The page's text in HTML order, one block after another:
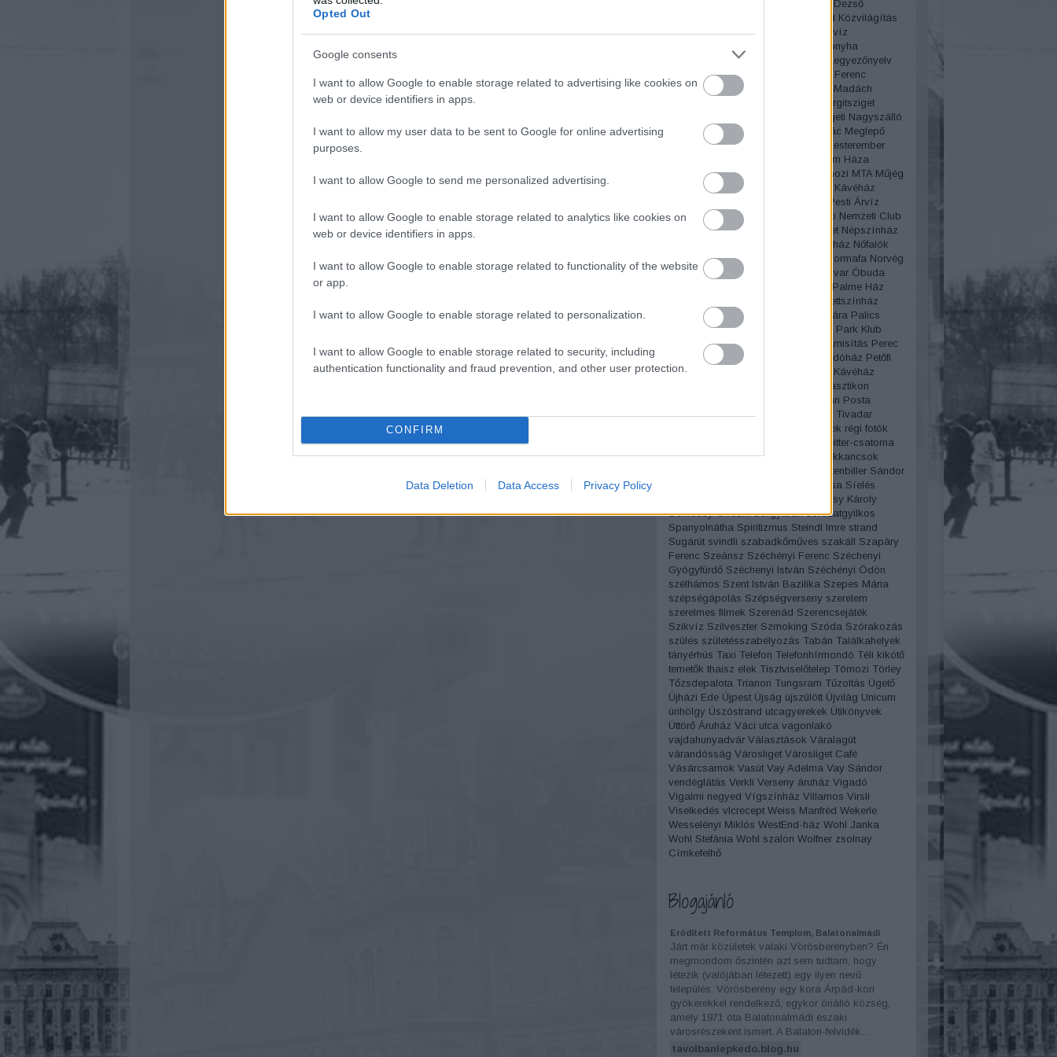
Opted Out
Google consents
I want to allow Google to enable storage related to advertising like cookies on
web or device identifiers in apps.
I want to allow my user data to be sent to Google for online advertising
purposes.
I want to allow Google to send me personalized advertising.
I want to allow Google to enable storage related to analytics like cookies on
web or device identifiers in apps.
I want to allow Google to enable storage related to functionality of the website
or app.
I want to allow Google to enable storage related to personalization.
I want to allow Google to enable storage related to security, including
authentication functionality and fraud prevention, and other user protection.
CONFIRM
Data Deletion Data Access Privacy Policy
Kosztolányi Dezső
Közvágóhíd Közvilágítás
Kresz Géza Krúdy Gyula
Kvíz
Lacikonyha
Lánchíd
Legyezőnyelv
Le Procope
Liszt Ferenc
Lornyon
Lottó áruház
Madách
Margitsziget
Margitszigeti Nagyszálló
Mária Valéria telep
Martinovics Ignác Meglepő
Megszólítások
Mesterember
Millenium Háza
Millennium Molnár Ferenc mozi MTA Műjég
Mulatás
Mulató Mulatozás
Művész Kávéház
Nagy Pesti Árvíz
Németvölgyi temető
Nemzeti Casino Nemzeti Club
Nemzeti Múzeum
Népsziget Népszínház
New York kávéház Nőfalók
Női divat Normafa Norvég
csúszka
Nyaralás Nyugati pályaudvar Óbuda
Olof Palme Ház
Operettszínház
Ördöglovas
Országház Ős-Budavára Palics
Párbaj
Park Klub
Parlament pék péklázadás Pénzhamisítás Perec
Pesti árvíz
Pesti Broadway Pesti indóház Petőfi
Sándor
Pilvax Kávéház
Plasztikon
porcelán Posta
Próbamamzel Projectográf
Puskás Tivadar
régi filmek régi fotók
Reitter-csatorna
Rejtő Jenő Reklám Rendszámok
Rikkancsok
rottenbiller Sándor
Schwimmer Rózsa Síelés
Somossy Károly
Somossy Orfeum Sörgyárak sorozatgyilkos
Spanyolnátha Spiritizmus Steindl Imre strand
Sugárút svindli szabadkőműves szakáll Szapáry
Ferenc Szeánsz Széchényi Ferenc Széchenyi
Gyógyfürdő Széchenyi István Széchényi Ödön
szélhámos Szent István Bazilika Szepes Mária
szépségápolás Szépségverseny szerelem
szerelmes filmek Szerenád Szerencsejáték
Szikvíz Szilveszter Szmoking Szóda Szórakozás
szülés születésszabélyozás Tabán Találkahelyek
tányérhús Taxi Telefon Telefonhírmondó Téli kikötő
temetők thaisz elek Tisztviselőtelep Tómozi Törley
Tőzsdepalota Trianon Tungsram Tűzoltás Ügető
Újházi Ede Újpest Újság újszülött Újvilág Unicum
úrihölgy Úszóstrand utcagyerekek Útikönyvek
Úttörő Áruház Váci utca vagonlakó
vajdahunyadvár Választások Váralagút
várandósság Városliget Városliget Café
Vásárcsarnok Vasút Vay Adelma Vay Sándor
vendéglátás Verkli Verseny áruház Vigadó
Vigalmi negyed Vígszínház Villamos Virsli
Viselkedés vlcrecept Weiss Manfréd Wekerle
Wesselényi Miklós WestEnd-ház Wohl Janka
Wohl Stefánia Wohl szalon Wolfner zsolnay
Címkefelhő
Blogajánló
Erődített Református Templom, Balatonalmádi
Járt már közületek valaki Vörösberényben? Én
megmondom őszintén azt sem tudtam, hogy
létezik (valójában létezett) egy ilyen nevű
település. Vörösberény egy kora Árpád-kori
gyökerekkel rendelkező, egykor önálló község,
amely 1971 óta Balatonalmádi északi
városrészeként ismert. A Balaton-felvidék…
tavolbanlepkedo.blog.hu